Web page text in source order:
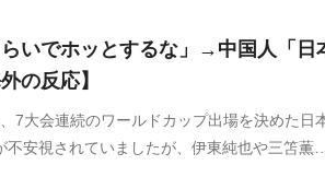
いでホッとするな」→中国人「日
の反応】
7大会連続のワールドカップ出場を決めた日
安視されていましたが、伊東純也や三笘薫の